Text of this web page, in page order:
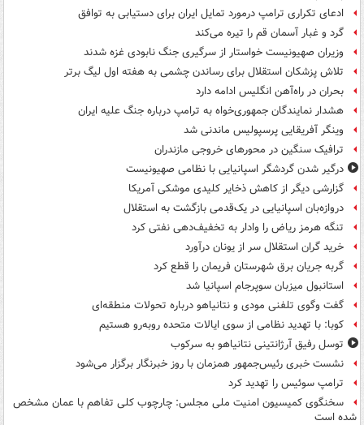
ادعای تکراری ترامپ درمورد تمایل ایران برای دستیابی به توافق
گرد و غبار آسمان قم را تیره می‌کند
وزیران صهیونیست خواستار از سرگیری جنگ نابودی غزه شدند
تلاش پزشکان استقلال برای رساندن چشمی به هفته اول لیگ برتر
بحران در راه‌آهن انگلیس ادامه دارد
هشدار نمایندگان جمهوری‌خواه به ترامپ درباره جنگ علیه ایران
وینگر آفریقایی پرسپولیس ماندنی شد
ترافیک سنگین در محورهای خروجی مازندران
درگیر شدن گردشگر اسپانیایی با نظامی صهیونیست
گزارشی دیگر از کاهش ذخایر کلیدی موشکی آمریکا
دروازه‌بان اسپانیایی در یک‌قدمی بازگشت به استقلال
تنگه هرمز ریاض را وادار به تخفیف‌دهی نفتی کرد
خرید گران استقلال سر از یونان درآورد
گربه جریان برق شهرستان فریمان را قطع کرد
استانبول میزبان سوپرجام اسپانیا شد
گفت وگوی تلفنی مودی و نتانیاهو درباره تحولات منطقه‌ای
کوبا: با تهدید نظامی از سوی ایالات متحده روبه‌رو هستیم
توسل رفیق آرژانتینی نتانیاهو به سرکوب
نشست خبری رئیس‌جمهور همزمان با روز خبرنگار برگزار می‌شود
ترامپ سوئیس را تهدید کرد
سخنگوی کمیسیون امنیت ملی مجلس: چارچوب کلی تفاهم با عمان مشخص
شده است